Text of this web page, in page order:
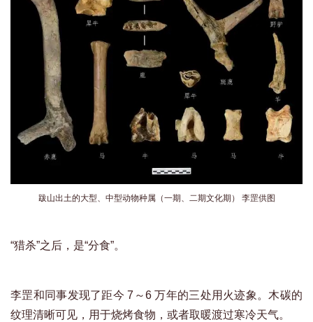
跋山出土的大型、中型动物种属（一期、二期文化期） 李罡供图
“猎杀”之后，是“分食”。
李罡和同事发现了距今 7～6 万年的三处用火迹象。木碳的
纹理清晰可见，用于烧烤食物，或者取暖渡过寒冷天气。